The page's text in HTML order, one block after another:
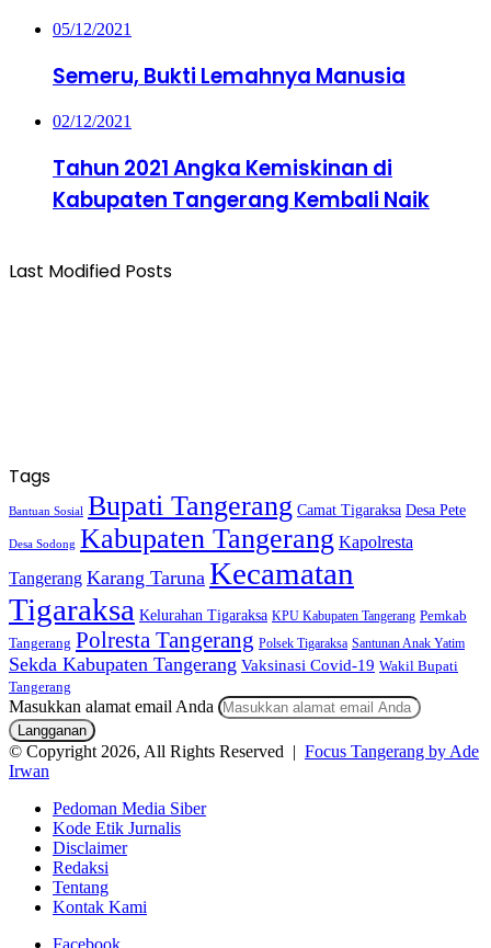
05/12/2021
Semeru, Bukti Lemahnya Manusia
02/12/2021
Tahun 2021 Angka Kemiskinan di
Kabupaten Tangerang Kembali Naik
Last Modified Posts
Tags
Bantuan Sosial Bupati Tangerang Camat Tigaraksa Desa Pete
Desa Sodong Kabupaten Tangerang Kapolresta
Tangerang Karang Taruna Kecamatan
Tigaraksa Kelurahan Tigaraksa KPU Kabupaten Tangerang Pemkab
Tangerang Polresta Tangerang Polsek Tigaraksa Santunan Anak Yatim
Sekda Kabupaten Tangerang Vaksinasi Covid-19 Wakil Bupati
Tangerang
Masukkan alamat email Anda
© Copyright 2026, All Rights Reserved | Focus Tangerang by Ade
Irwan
Pedoman Media Siber
Kode Etik Jurnalis
Disclaimer
Redaksi
Tentang
Kontak Kami
Facebook